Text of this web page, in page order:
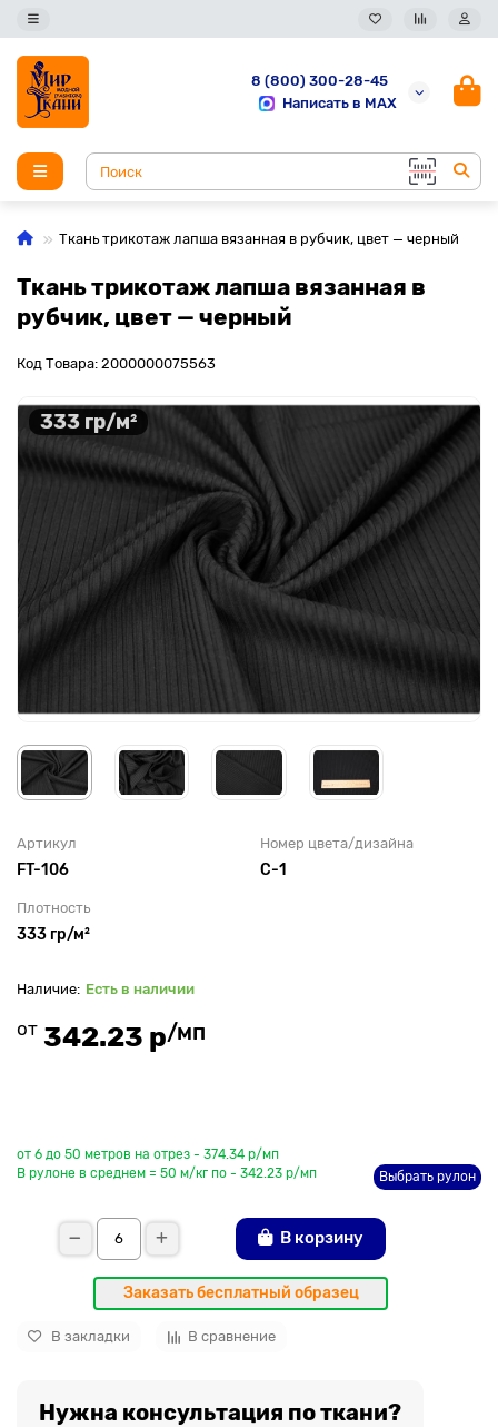
8 (800) 300-28-45
Написать в MAX
Ткань трикотаж лапша вязанная в рубчик, цвет — черный
Ткань трикотаж лапша вязанная в
рубчик, цвет — черный
Код Товара: 2000000075563
333 гр/м²
Артикул
FT-106
Номер цвета/дизайна
С-1
Плотность
333 гр/м²
Есть в наличии
от 342.23 р/мп
от 6 до 50 метров на отрез - 374.34 р/мп
В рулоне в среднем = 50 м/кг по - 342.23 р/мп
Выбрать рулон
В корзину
Заказать бесплатный образец
В закладки В сравнение
Нужна консультация по ткани?